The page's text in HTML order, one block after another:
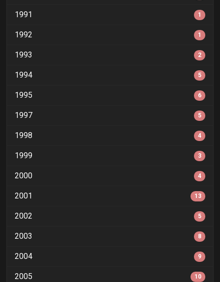
1991 1
1992 1
1993 2
1994 5
1995 6
1997 5
1998 4
1999 3
2000 4
2001 13
2002 5
2003 8
2004 9
2005 10